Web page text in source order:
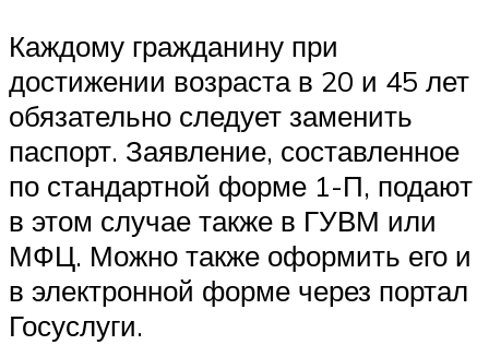
Каждому гражданину при
достижении возраста в 20 и 45 лет
обязательно следует заменить
паспорт. Заявление, составленное
по стандартной форме 1-П, подают
в этом случае также в ГУВМ или
МФЦ. Можно также оформить его и
в электронной форме через портал
Госуслуги.